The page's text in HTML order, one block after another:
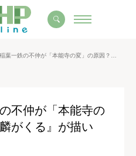
葉一鉄の不仲が「本能寺の変」の原因？…
不仲が「本能寺の
がくる』が描い